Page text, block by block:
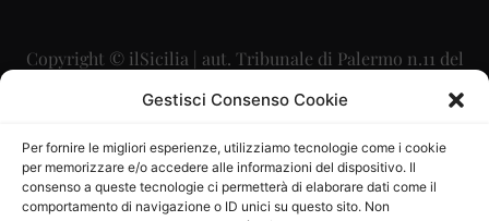
Gestisci Consenso Cookie
Per fornire le migliori esperienze, utilizziamo tecnologie come i cookie
per memorizzare e/o accedere alle informazioni del dispositivo. Il
consenso a queste tecnologie ci permetterà di elaborare dati come il
comportamento di navigazione o ID unici su questo sito. Non
Copyright © ilSicilia | aut. Tribunale di Palermo n.11 del
29/09/2015
Direttore Editoriale: Maurizio Scaglione